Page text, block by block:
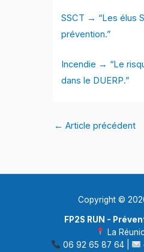
SSCT → “Les élus
prévention.”
Incendie → “Le
dans le DUERP.”
← Article précédent
Copyright ©
FP2S RUN -
La
06 92 65 87 64 |